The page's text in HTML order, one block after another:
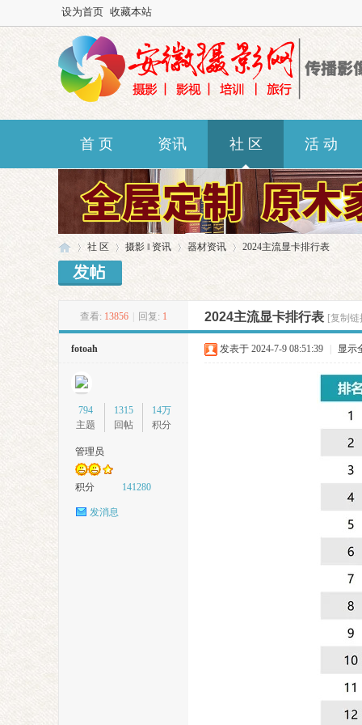
设为首页 收藏本站
首 页 资讯 社 区 活 动
社 区
›
摄影 ‖ 资讯 器材资讯
›
2024主流显卡排行表
查看: 13856 回复: 1 2024主流显卡排行表 [复制
fotoah
794
主题
1315
回帖
14万
积分
管理员
积分 141280
发消息
发表于 2024-7-9 08:51:39 显示